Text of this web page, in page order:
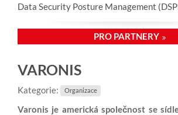
Data Security Posture Management
PRO PARTNERY
VARONIS
Kategorie: Organizace
Varonis je americká společnost se